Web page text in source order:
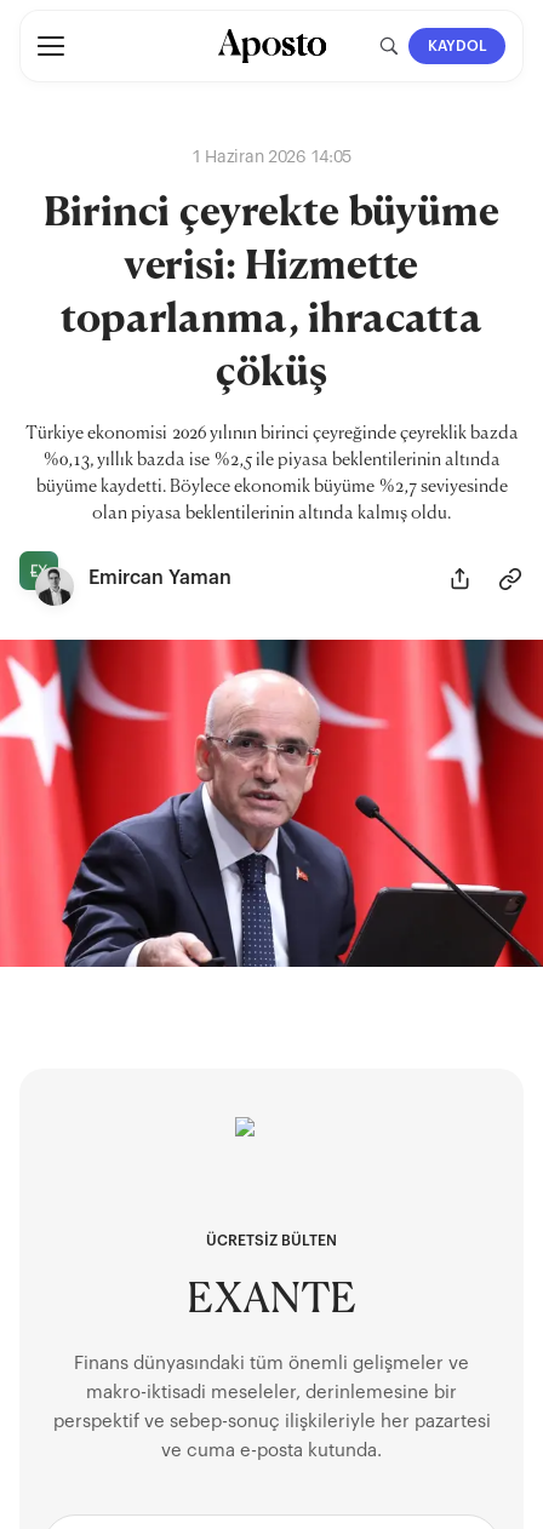
KAYDOL
1 Haziran 2026 14:05
Birinci çeyrekte büyüme
verisi: Hizmette
toparlanma, ihracatta
çöküş
Türkiye ekonomisi 2026 yılının birinci çeyreğinde çeyreklik bazda
%0,13, yıllık bazda ise %2,5 ile piyasa beklentilerinin altında
büyüme kaydetti. Böylece ekonomik büyüme %2,7 seviyesinde
olan piyasa beklentilerinin altında kalmış oldu.
Emircan Yaman
ÜCRETSİZ BÜLTEN
EXANTE
Finans dünyasındaki tüm önemli gelişmeler ve
makro-iktisadi meseleler, derinlemesine bir
perspektif ve sebep-sonuç ilişkileriyle her pazartesi
ve cuma e-posta kutunda.